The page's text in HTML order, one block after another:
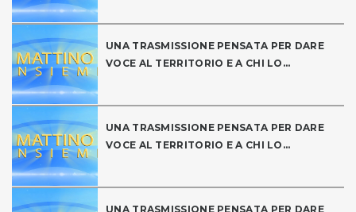
UNA TRASMISSIONE PENSATA PER DARE
VOCE AL TERRITORIO E A CHI LO...
UNA TRASMISSIONE PENSATA PER DARE
VOCE AL TERRITORIO E A CHI LO...
UNA TRASMISSIONE PENSATA PER DARE